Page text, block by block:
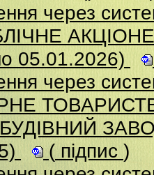
через
05.01.2026)
через
( підпис )